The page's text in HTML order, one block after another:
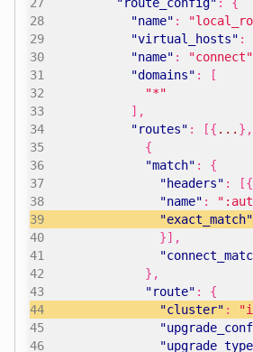
"name" :
"virtual_hosts" :
"name" : "connect"
"domains" :
[
"*"
],
"routes" : [{ ... },
{
"match" :
{
"headers" :
[{
"name" :
"exact_match"
}],
},
"route" :
{
"cluster" :